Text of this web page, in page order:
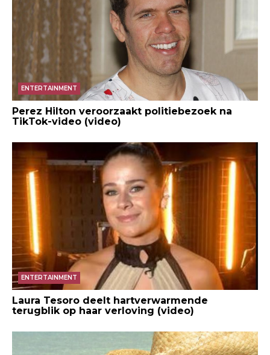
ENTERTAINMENT
Perez Hilton veroorzaakt politiebezoek na
TikTok-video (video)
ENTERTAINMENT
Laura Tesoro deelt hartverwarmende
terugblik op haar verloving (video)